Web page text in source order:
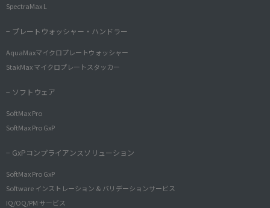
SpectraMax L
− プレートウォッシャー・ハンドラー
AquaMaxマイクロプレートウォッシャー
StakMax マイクロプレートスタッカー
− ソフトウェア
SoftMax Pro
SoftMax Pro GxP
− GxPコンプライアンスソリューション
SoftMax Pro GxP
Software インストレーション & バリデーションサービス
IQ/OQ/PM サービス